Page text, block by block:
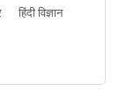
हिंदी विज्ञान